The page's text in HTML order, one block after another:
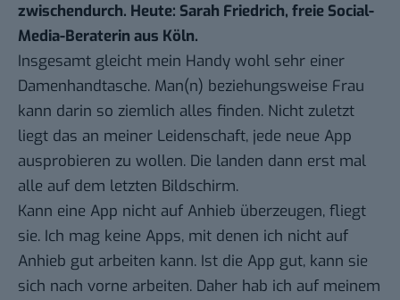
zwischendurch. Heute: Sarah Friedrich, freie Social-
Media-Beraterin aus Köln.
Insgesamt gleicht mein Handy wohl sehr einer
Damenhandtasche. Man(n) beziehungsweise Frau
kann darin so ziemlich alles finden. Nicht zuletzt
liegt das an meiner Leidenschaft, jede neue App
ausprobieren zu wollen. Die landen dann erst mal
alle auf dem letzten Bildschirm.
Kann eine App nicht auf Anhieb überzeugen, fliegt
sie. Ich mag keine Apps, mit denen ich nicht auf
Anhieb gut arbeiten kann. Ist die App gut, kann sie
sich nach vorne arbeiten. Daher hab ich auf meinem